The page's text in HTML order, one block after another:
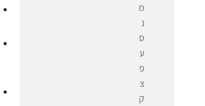
מ
נ
ס
ע
פ
צ
ק